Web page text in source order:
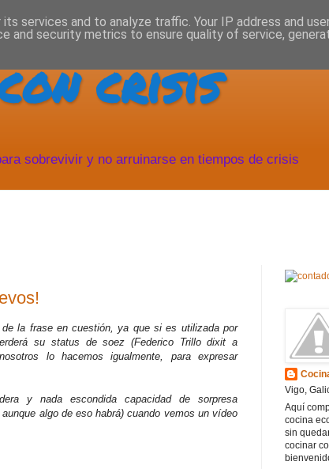
crisis
sobrevivir y no arruinarse en tiempos de crisis
la frase en cuestión, ya que si es utilizada por
su status de soez (Federico Trillo dixit a
lo hacemos igualmente, para expresar
y nada escondida capacidad de sorpresa
algo de eso habrá) cuando vemos un vídeo
Vigo,
Aquí
cocina
sin
cocinar
services and to analyze traffic. Your IP address and
and security metrics to ensure quality of service,